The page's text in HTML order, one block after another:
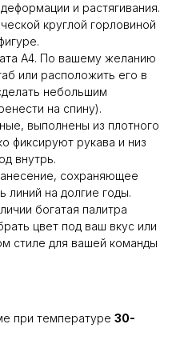
и растягивания.
круглой горловиной
А4. По вашему желанию
или расположить его в
небольшим
на спину).
выполнены из плотного
фиксируют рукава и низ
внутрь.
сохраняющее
линий на долгие годы.
богатая палитра
цвет под ваш вкус или
стиле для вашей команды
при температуре 30-